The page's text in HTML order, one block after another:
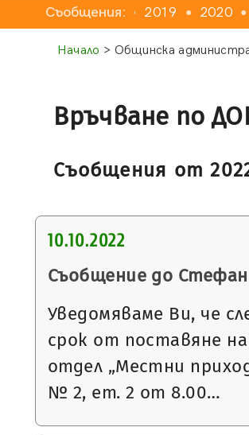
Съобщения:
2017 ● 2018 ● 2019 ● 2020 ●
Начало > Общинска
Връчване по
Съобщения от
10.10.2022
Съобщение до
Уведомяваме Ви, че
срок от поставяне
отдел „Местни
№ 2, ет. 2 от 8.00…